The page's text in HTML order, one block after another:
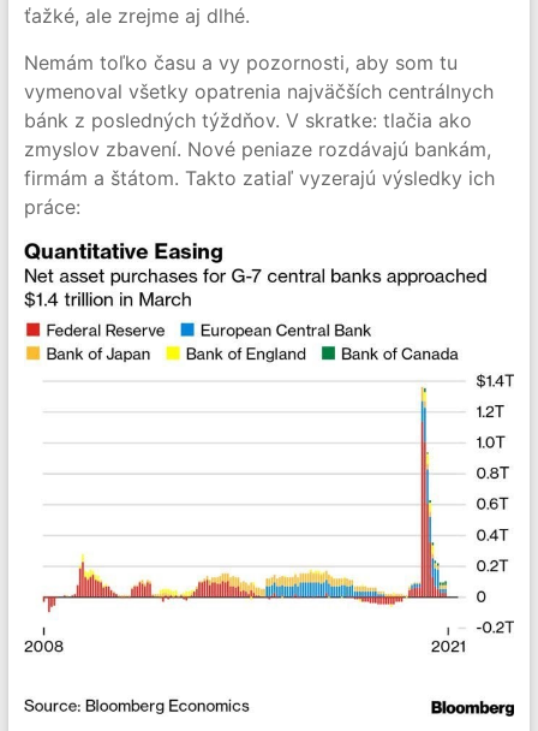
ťažké, ale zrejme aj dlhé.
Nemám toľko času a vy pozornosti, aby som tu
vymenoval všetky opatrenia najväčších centrálnych
bánk z posledných týždňov. V skratke: tlačia ako
zmyslov zbavení. Nové peniaze rozdávajú bankám,
firmám a štátom. Takto zatiaľ vyzerajú výsledky ich
práce: